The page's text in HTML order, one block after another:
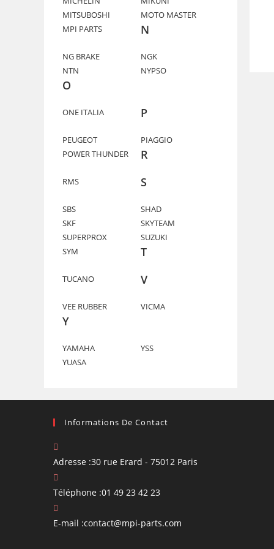
MITSUBOSHI
MOTO MASTER
MPI PARTS
N
NG BRAKE
NGK
NTN
NYPSO
O
ONE ITALIA P
PEUGEOT
PIAGGIO
POWER THUNDER
R
RMS S
SBS
SHAD
SKF
SKYTEAM
SUPERPROX
SUZUKI
SYM
T
TUCANO V
VEE RUBBER VICMA
Y
YAMAHA
YSS
YUASA
Informations De Contact
Adresse :30 rue Erard - 75012 Paris
Téléphone :01 49 23 42 23
E-mail :contact@mpi-parts.com